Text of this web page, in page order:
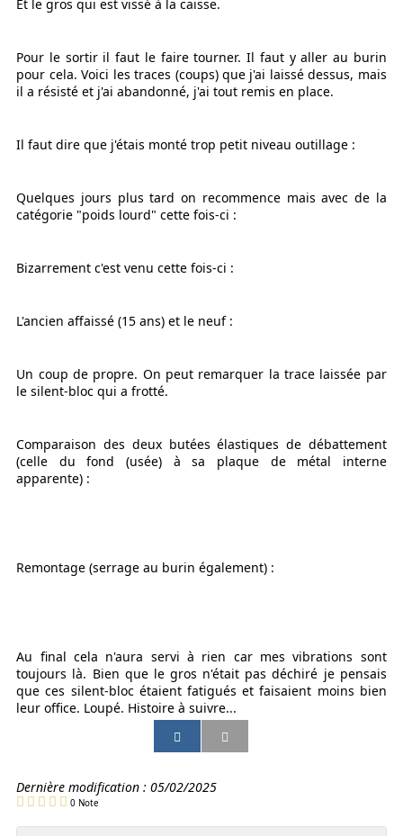
Et le gros qui est vissé à la caisse.
Pour le sortir il faut le faire tourner. Il faut y aller au burin
pour cela. Voici les traces (coups) que j'ai laissé dessus, mais
il a résisté et j'ai abandonné, j'ai tout remis en place.
Il faut dire que j'étais monté trop petit niveau outillage :
Quelques jours plus tard on recommence mais avec de la
catégorie "poids lourd" cette fois-ci :
Bizarrement c'est venu cette fois-ci :
L'ancien affaissé (15 ans) et le neuf :
Un coup de propre. On peut remarquer la trace laissée par
le silent-bloc qui a frotté.
Comparaison des deux butées élastiques de débattement
(celle du fond (usée) à sa plaque de métal interne
apparente) :
Remontage (serrage au burin également) :
Au final cela n'aura servi à rien car mes vibrations sont
toujours là. Bien que le gros n'était pas déchiré je pensais
que ces silent-bloc étaient fatigués et faisaient moins bien
leur office. Loupé. Histoire à suivre...
a
t
a
t
a
a
Dernière modification :05/02/2025
0 Note